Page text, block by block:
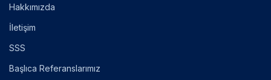
Hakkımızda
İletişim
SSS
Başlıca Referanslarımız